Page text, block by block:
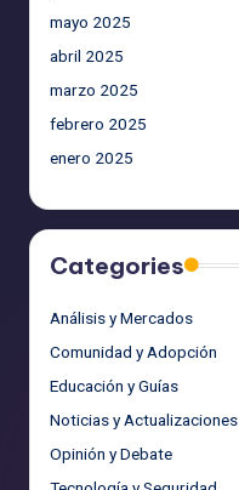
mayo 2025
abril 2025
marzo 2025
febrero 2025
enero 2025
Categories
Análisis y Mercados
Comunidad y Adopción
Educación y Guías
Noticias y Actualizaciones
Opinión y Debate